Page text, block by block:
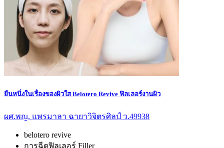
ยืนหนึ่งในเรื่องของผิวใส Belotero Revive ฟิลเลอร์งานผิว
ผศ.พญ. แพรมาลา ฉายาวิจิตรศิลป์ ว.49938
belotero revive
การฉีดฟิลเลอร์ Filler